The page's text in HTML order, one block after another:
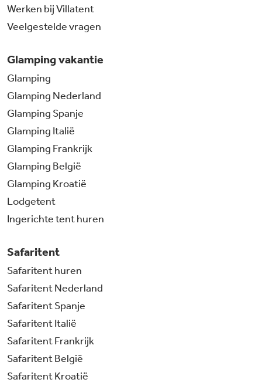
Werken bij Villatent
Veelgestelde vragen
Glamping vakantie
Glamping
Glamping Nederland
Glamping Spanje
Glamping Italië
Glamping Frankrijk
Glamping België
Glamping Kroatië
Lodgetent
Ingerichte tent huren
Safaritent
Safaritent huren
Safaritent Nederland
Safaritent Spanje
Safaritent Italië
Safaritent Frankrijk
Safaritent België
Safaritent Kroatië